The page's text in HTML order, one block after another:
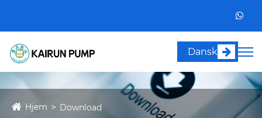
Dansk
Hjem Download